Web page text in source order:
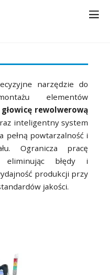
narzędzie do
elementów
głowicę rewolwerową
inteligentny system
pełną powtarzalność i
Ogranicza pracę
błędy i
produkcji przy
jakości.